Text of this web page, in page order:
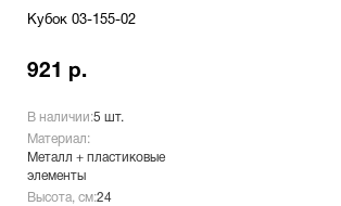
Кубок 03-155-02
921 р.
В наличии:5 шт.
Материал:
Металл + пластиковые
элементы
Высота, см:24